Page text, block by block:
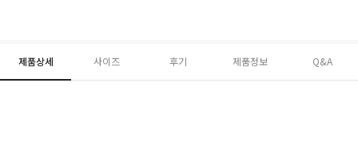
제품상세 사이즈 후기 제품정보 Q&A